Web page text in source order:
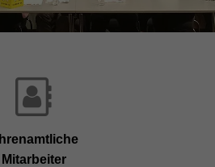
Mitarbeiter